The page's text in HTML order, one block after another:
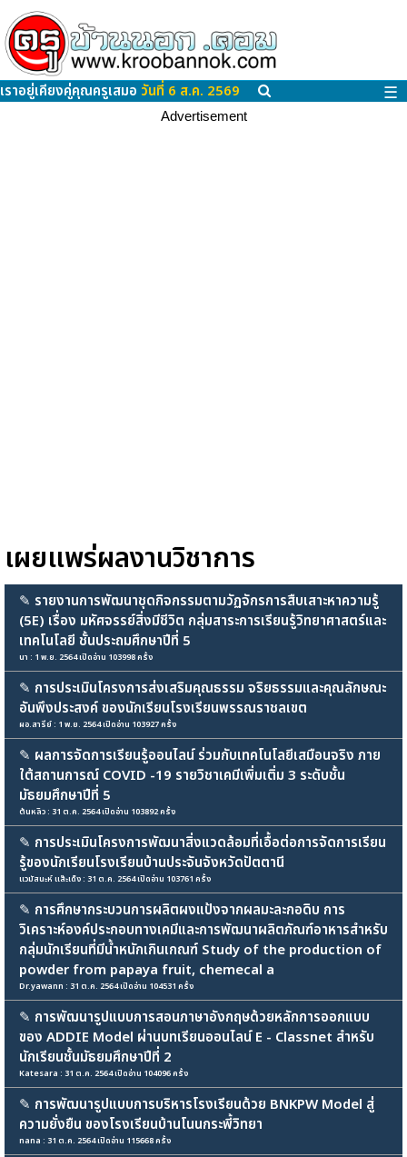
เราอยู่เคียงคู่คุณครูเสมอ วันที่ 6 ส.ค. 2569 ☰
Advertisement
เผยแพร่ผลงานวิชาการ
✎ รายงานการพัฒนาชุดกิจกรรมตามวัฏจักรการสืบเสาะหาความรู้
(5E) เรื่อง มหัศจรรย์สิ่งมีชีวิต กลุ่มสาระการเรียนรู้วิทยาศาสตร์และ
เทคโนโลยี ชั้นประถมศึกษาปีที่ 5
นา : 1 พ.ย. 2564 เปิดอ่าน 103998 ครั้ง
✎ การประเมินโครงการส่งเสริมคุณธรรม จริยธรรมและคุณลักษณะ
อันพึงประสงค์ ของนักเรียนโรงเรียนพรรณราชลเขต
ผอ.สารีย์ : 1 พ.ย. 2564 เปิดอ่าน 103927 ครั้ง
✎ ผลการจัดการเรียนรู้ออนไลน์ ร่วมกับเทคโนโลยีเสมือนจริง ภาย
ใต้สถานการณ์ COVID -19 รายวิชาเคมีเพิ่มเติ่ม 3 ระดับชั้น
มัธยมศึกษาปีที่ 5
ต้นหลิว : 31 ต.ค. 2564 เปิดอ่าน 103892 ครั้ง
✎ การประเมินโครงการพัฒนาสิ่งแวดล้อมที่เอื้อต่อการจัดการเรียน
รู้ของนักเรียนโรงเรียนบ้านประจันจังหวัดปัตตานี
แวมัสนะห์ แส๊ะเด็ง : 31 ต.ค. 2564 เปิดอ่าน 103761 ครั้ง
✎ การศึกษากระบวนการผลิตผงแป้งจากผลมะละกอดิบ การ
วิเคราะห์องค์ประกอบทางเคมีและการพัฒนาผลิตภัณฑ์อาหารสำหรับ
กลุ่มนักเรียนที่มีน้ำหนักเกินเกณฑ์ Study of the production of
powder from papaya fruit, chemecal a
Dr.yawann : 31 ต.ค. 2564 เปิดอ่าน 104531 ครั้ง
✎ การพัฒนารูปแบบการสอนภาษาอังกฤษด้วยหลักการออกแบบ
ของ ADDIE Model ผ่านบทเรียนออนไลน์ E - Classnet สำหรับ
นักเรียนชั้นมัธยมศึกษาปีที่ 2
Katesara : 31 ต.ค. 2564 เปิดอ่าน 104096 ครั้ง
✎ การพัฒนารูปแบบการบริหารโรงเรียนด้วย BNKPW Model สู่
ความยั่งยืน ของโรงเรียนบ้านโนนกระพี้วิทยา
nana : 31 ต.ค. 2564 เปิดอ่าน 115668 ครั้ง